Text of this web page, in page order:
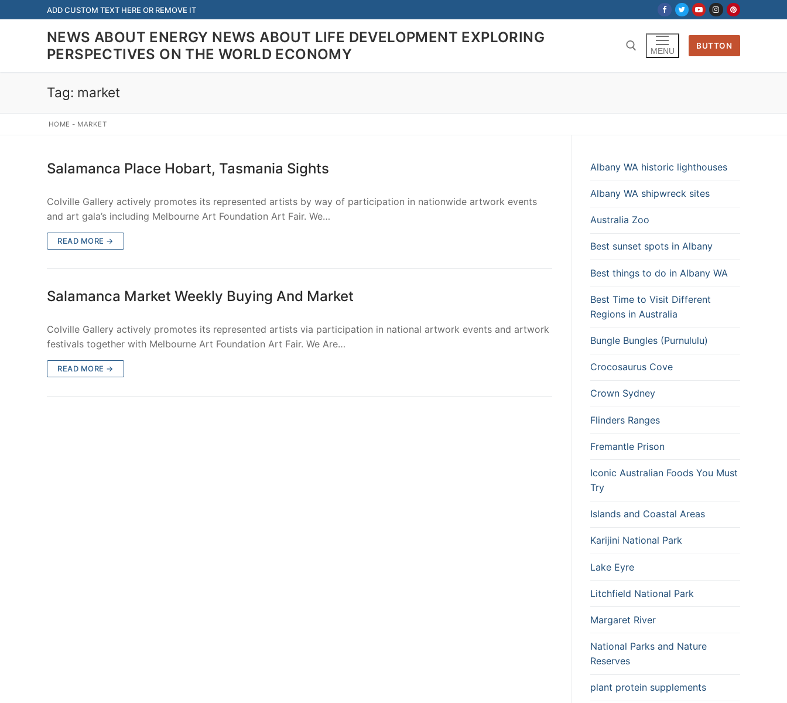
to
ADD CUSTOM TEXT HERE OR REMOVE IT
NEWS ABOUT ENERGY NEWS ABOUT LIFE DEVELOPMENT EXPLORING
PERSPECTIVES ON THE WORLD ECONOMY
MENU
BUTTON
Tag: market
HOME - MARKET
Salamanca Place Hobart, Tasmania Sights
Colville Gallery actively promotes its represented artists by way of participation in nationwide artwork events
and art gala’s including Melbourne Art Foundation Art Fair. We…
READ MORE →
Salamanca Market Weekly Buying And Market
Colville Gallery actively promotes its represented artists via participation in national artwork events and artwork
festivals together with Melbourne Art Foundation Art Fair. We Are…
READ MORE →
Albany WA historic lighthouses
Albany WA shipwreck sites
Australia Zoo
Best sunset spots in Albany
Best things to do in Albany WA
Best Time to Visit Different
Regions in Australia
Bungle Bungles (Purnululu)
Crocosaurus Cove
Crown Sydney
Flinders Ranges
Fremantle Prison
Iconic Australian Foods You Must
Try
Islands and Coastal Areas
Karijini National Park
Lake Eyre
Litchfield National Park
Margaret River
National Parks and Nature
Reserves
plant protein supplements